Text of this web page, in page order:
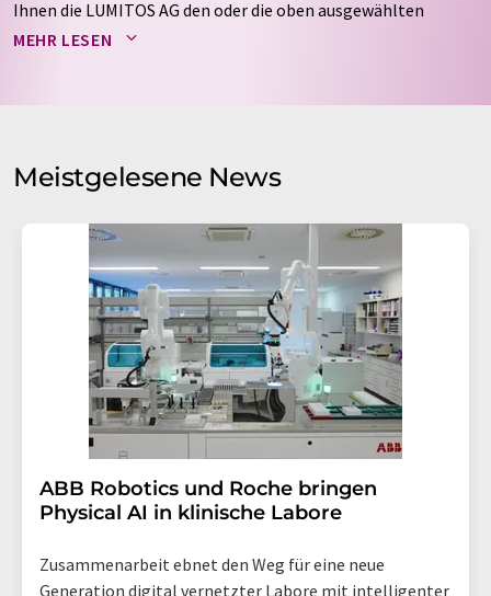
Ihnen die LUMITOS AG den oder die oben ausgewählten
Newsletter per E-Mail zusendet. Ihre Daten werden
auf Basis unserer
. LUMITOS darf
Meinungsforschung per E-Mail kontaktieren. Ihre
Einwilligung können Sie jederzeit ohne Angabe von
Str. 2, 12489 Berlin oder per E-Mail unter
widerruf@lumitos.commit Wirkung für die Zukunft
widerrufen. Zudem ist in jeder E-Mail ein Link zur
Abbestellung des entsprechenden Newsletters
enthalten.
MEHR LESEN
Meistgelesene News
​​​​​​​ABB Robotics und Roche bringen
Physical AI in klinische Labore
Zusammenarbeit ebnet den Weg für eine neue
Generation digital vernetzter Labore mit intelligenter